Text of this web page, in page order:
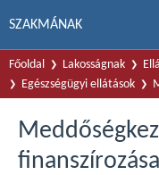
SZAKMÁNAK
Főoldal Lakosságnak
Egészségügyi ellátások